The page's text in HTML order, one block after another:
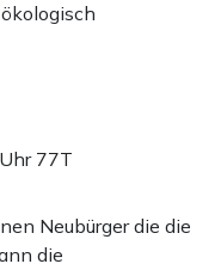
77T
Neubürger die die
die